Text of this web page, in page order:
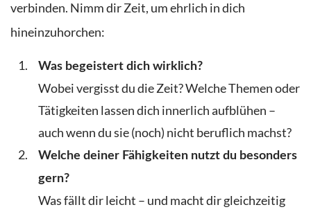
verbinden. Nimm dir Zeit, um ehrlich in dich
hineinzuhorchen:
Was begeistert dich wirklich?
Wobei vergisst du die Zeit? Welche Themen oder
Tätigkeiten lassen dich innerlich aufblühen –
auch wenn du sie (noch) nicht beruflich machst?
Welche deiner Fähigkeiten nutzt du besonders
gern?
Was fällt dir leicht – und macht dir gleichzeitig